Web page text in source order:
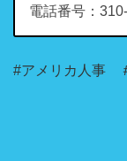
電話番号：
#アメリカ人事